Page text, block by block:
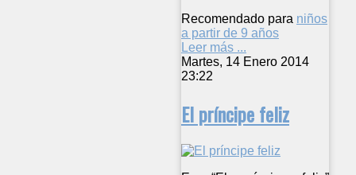
Recomendado para niños
a partir de 9 años
Leer más ...
Martes, 14 Enero 2014
23:22
El príncipe feliz